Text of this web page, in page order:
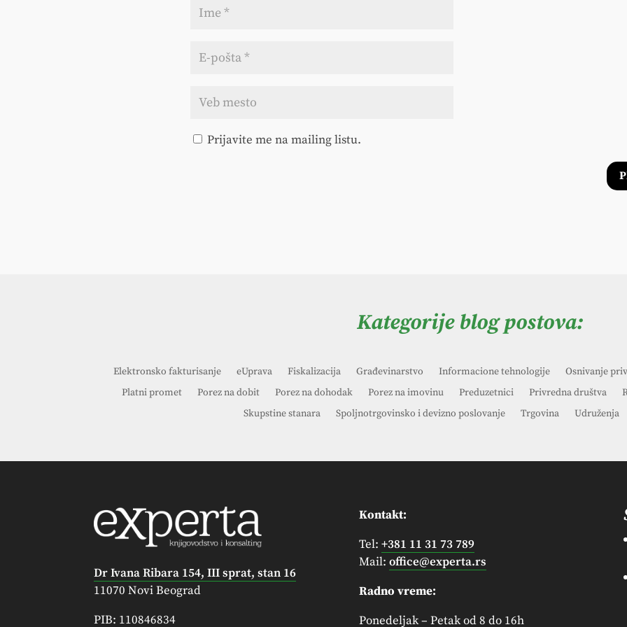
Prijavite me na mailing listu.
Kategorije blog postova:
Elektronsko fakturisanje eUprava Fiskalizacija Građevinarstvo Informacione tehnologije Osnivanje
Platni promet
Porez na dobit Porez na dohodak Porez na imovinu Preduzetnici Privredna društva
Skupstine stanara
Spoljnotrgovinsko i devizno poslovanje Trgovina Udruženja
Dr Ivana Ribara 154, III sprat, stan 16
11070 Novi Beograd
PIB: 110846834
Kontakt:
Tel: +381 11 31 73 789
Mail: office@experta.rs
Radno vreme:
Ponedeljak – Petak od 8 do 16h